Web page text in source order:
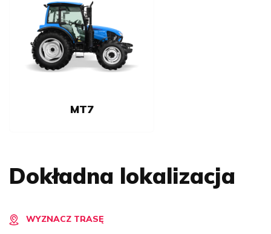
MT7
Dokładna lokalizacja
WYZNACZ TRASĘ